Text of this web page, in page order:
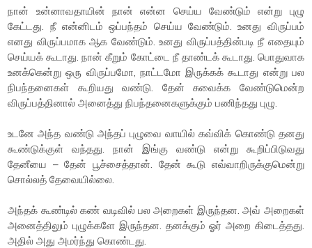
நான் உன்னாவதாயின் நான் என்ன செய்ய வேண்டும் என்று புழு
கேட்டது. நீ என்னிடம் ஒப்பந்தம் செய்ய வேண்டும். உனது விருப்பம்
எனது விருப்பமாக ஆக வேண்டும். உனது விருப்பத்தின்படி நீ எதையும்
செய்யக் கூடாது. நான் கீறும் கோட்டை நீ தாண்டக் கூடாது. பொதுவாக
உனக்கென்று ஒரு விருப்பமோ, நாட்டமோ இருக்கக் கூடாது என்று பல
நிபந்தனைகள் கூறியது வண்டு. தேன் சுவைக்க வேண்டுமென்ற
விருப்பத்தினால் அனைத்து நிபந்தனைகளுக்கும் பணிந்தது புழு.
உடனே அந்த வண்டு அந்தப் புழுவை வாயில் கவ்விக் கொண்டு தனது
கூண்டுக்குள் வந்தது. நான் இங்கு வண்டு என்று கூறிப்பிடுவது
தேனீயை – தேன் பூச்சைத்தான். தேன் கூடு எவ்வாறிருக்குமென்று
சொல்லத் தேவையில்லை.
அந்தக் கூண்டில் கண் வடிவில் பல அறைகள் இருந்தன. அவ் அறைகள்
அனைத்திலும் புழுக்களே இருந்தன. தனக்கும் ஓர் அறை கிடைத்தது.
அதில் அது அமர்ந்து கொண்டது.